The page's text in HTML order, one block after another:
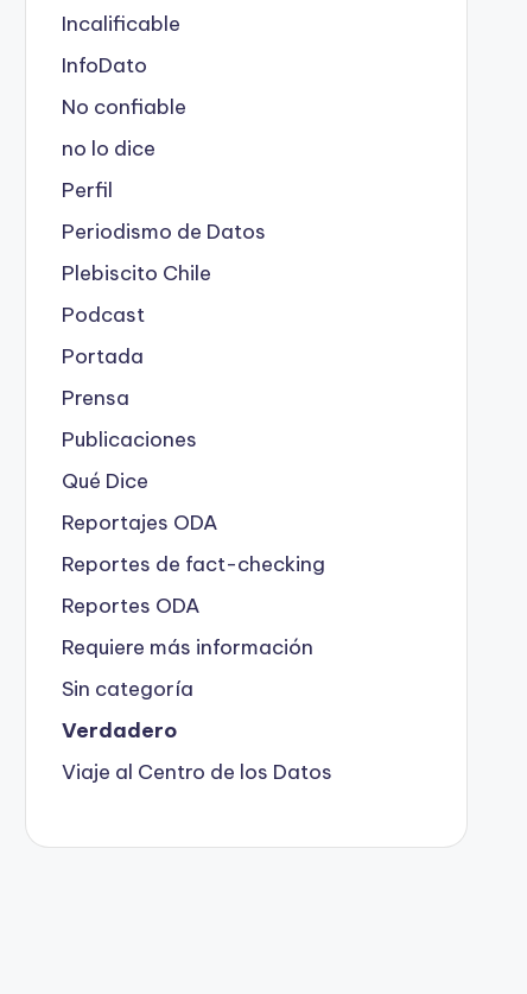
Incalificable
InfoDato
No confiable
no lo dice
Perfil
Periodismo de Datos
Plebiscito Chile
Podcast
Portada
Prensa
Publicaciones
Qué Dice
Reportajes ODA
Reportes de fact-checking
Reportes ODA
Requiere más información
Sin categoría
Verdadero
Viaje al Centro de los Datos